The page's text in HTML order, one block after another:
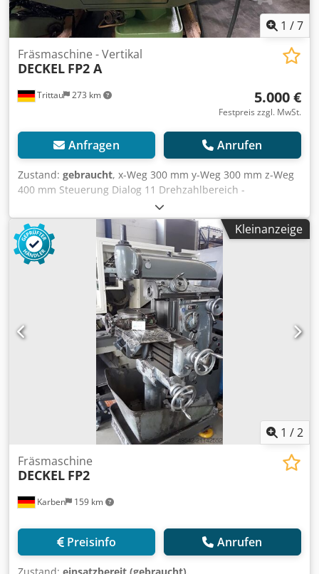
1 /7
Trittau 273 km
Fräsmaschine - Vertikal
DECKEL FP2 A
5.000 €
Festpreis zzgl. MwSt.
Anfragen Anrufen
Zustand: gebraucht, x-Weg 300 mm y-Weg 300 mm z-Weg
400 mm Steuerung Dialog 11 Drehzahlbereich -
Hauptspindel 40 - 4000 min/-1 Werkzeugaufnahme SK 40
schwenkbar +/- 90 ° Cedpozq Hlfefx Apmsrf Pinolenhub 80
mm Die Maschine befindet sich unserer Einschätzung
nach in einem sehr guten gebrauchten Zustand und kann
nach Terminvereinbarung unter Strom besichtigt werden.
Zubehör: - Kabine Zubehör, abgebildete Werkzeuge und
Spannmittel gehören nur zum Lieferumfang wenn dies in
den Zusatzinformationen vermerkt ist. Aenderungen und
Irrtuemer in den technischen Daten und Angaben sowie
Zwischenverkauf vorbehalten!
Kleinanzeige
1 /2
Karben 159 km
Fräsmaschine
DECKEL FP2
Preisinfo Anrufen
Zustand: einsatzbereit (gebraucht),